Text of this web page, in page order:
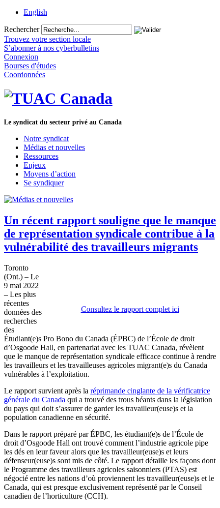
English
Rechercher
Trouvez votre section locale
S’abonner à nos cyberbulletins
Connexion
Bourses d'études
Coordonnées
Le syndicat du secteur privé au Canada
Notre syndicat
Médias et nouvelles
Ressources
Enjeux
Moyens d’action
Se syndiquer
Un récent rapport souligne que le manque
de représentation syndicale contribue à la
vulnérabilité des travailleurs migrants
Consultez le rapport complet ici
Toronto
(Ont.) – Le
9 mai 2022
– Les plus
récentes
données des
recherches
des
Étudiant(e)s Pro Bono du Canada (ÉPBC) de l’École de droit
d’Osgoode Hall, en partenariat avec les TUAC Canada, révèlent
que le manque de représentation syndicale efficace continue à rendre
les travailleurs et les travailleuses agricoles migrant(e)s du Canada
vulnérables à l’exploitation.
Le rapport survient après la réprimande cinglante de la vérificatrice
générale du Canada qui a trouvé des trous béants dans la législation
du pays qui doit s’assurer de garder les travailleur(euse)s et la
population canadienne en sécurité.
Dans le rapport préparé par ÉPBC, les étudiant(e)s de l’École de
droit d’Osgoode Hall ont trouvé comment l’industrie agricole pipe
les dés en leur faveur alors que les travailleur(euse)s et leurs
défenseur(euse)s sont mis de côté. Le rapport détaille les façons dont
le Programme des travailleurs agricoles saisonniers (PTAS) est
négocié entre les nations d’où proviennent les travailleur(euse)s et le
Canada, qui est presque exclusivement représenté par le Conseil
canadien de l’horticulture (CCH).